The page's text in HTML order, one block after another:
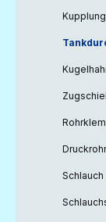
Kupplung
Druckrohr
Schlauch